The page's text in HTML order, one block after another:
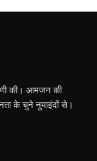
की। आमजन की
के चुने नुमाइंदों से।